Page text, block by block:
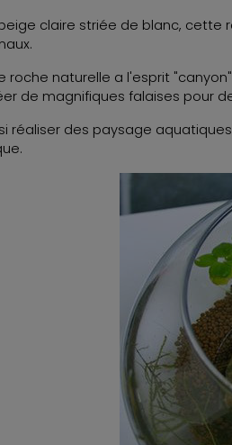
claire striée de blanc, cette
roche naturelle a l'esprit
de magnifiques falaises pour
réaliser des paysage